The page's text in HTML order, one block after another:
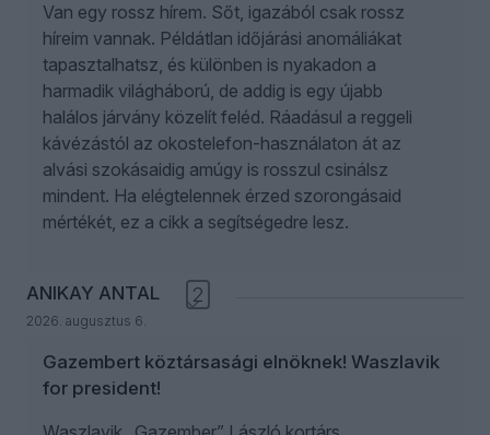
Van egy rossz hírem. Sőt, igazából csak rossz
híreim vannak. Példátlan időjárási anomáliákat
tapasztalhatsz, és különben is nyakadon a
harmadik világháború, de addig is egy újabb
halálos járvány közelít feléd. Ráadásul a reggeli
kávézástól az okostelefon-használaton át az
alvási szokásaidig amúgy is rosszul csinálsz
mindent. Ha elégtelennek érzed szorongásaid
mértékét, ez a cikk a segítségedre lesz.
ANIKAY ANTAL
2026. augusztus 6.
2
Gazembert köztársasági elnöknek! Waszlavik
for president!